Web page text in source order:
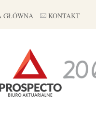
GŁÓWNA KONTAKT